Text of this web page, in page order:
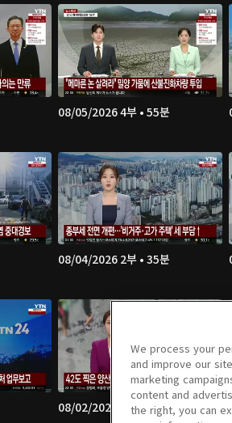
08/05/2026 4부 • 55분
08/04/2026 2부 • 35분
08/02/2026 8부 • 21분
We process your
and improve our
marketing
content and
the right, you can